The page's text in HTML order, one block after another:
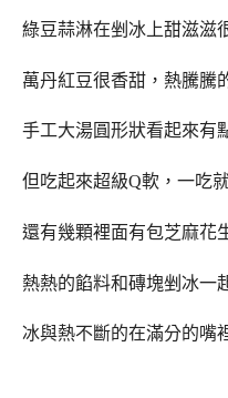
綠豆蒜淋在剉冰上甜滋滋
萬丹紅豆很香甜，熱騰騰
手工大湯圓形狀看起來有
但吃起來超級Q軟，一吃
還有幾顆裡面有包芝麻花
熱熱的餡料和磚塊剉冰一
冰與熱不斷的在滿分的嘴